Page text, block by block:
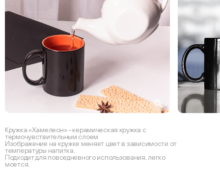
Кружка «Хамелеон» - керамическая кружка с
термочувствительным слоем
Изображение на кружке меняет цвет в зависимости от
температуры напитка.
Подходит для повседневного использования, легко
моется.